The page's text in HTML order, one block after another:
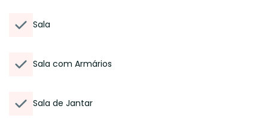
Sala
Sala com Armários
Sala de Jantar